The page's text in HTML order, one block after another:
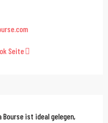
Seite
ist ideal gelegen,